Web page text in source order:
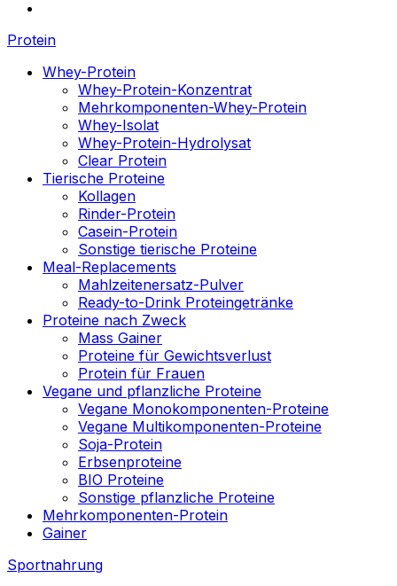
Protein
Whey-Protein
Whey-Protein-Konzentrat
Mehrkomponenten-Whey-Protein
Whey-Isolat
Whey-Protein-Hydrolysat
Clear Protein
Tierische Proteine
Kollagen
Rinder-Protein
Casein-Protein
Sonstige tierische Proteine
Meal-Replacements
Mahlzeitenersatz-Pulver
Ready-to-Drink Proteingetränke
Proteine nach Zweck
Mass Gainer
Proteine für Gewichtsverlust
Protein für Frauen
Vegane und pflanzliche Proteine
Vegane Monokomponenten-Proteine
Vegane Multikomponenten-Proteine
Soja-Protein
Erbsenproteine
BIO Proteine
Sonstige pflanzliche Proteine
Mehrkomponenten-Protein
Gainer
Sportnahrung